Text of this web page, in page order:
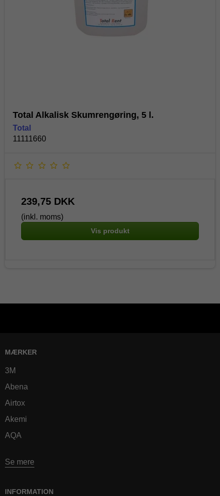
Total Alkalisk Skumrengøring, 5 l.
Total
11111660
239,75 DKK
(inkl. moms)
Vis produkt
MÆRKER
3M
Abena
Airtox
Akemi
AQA
Se mere
INFORMATION